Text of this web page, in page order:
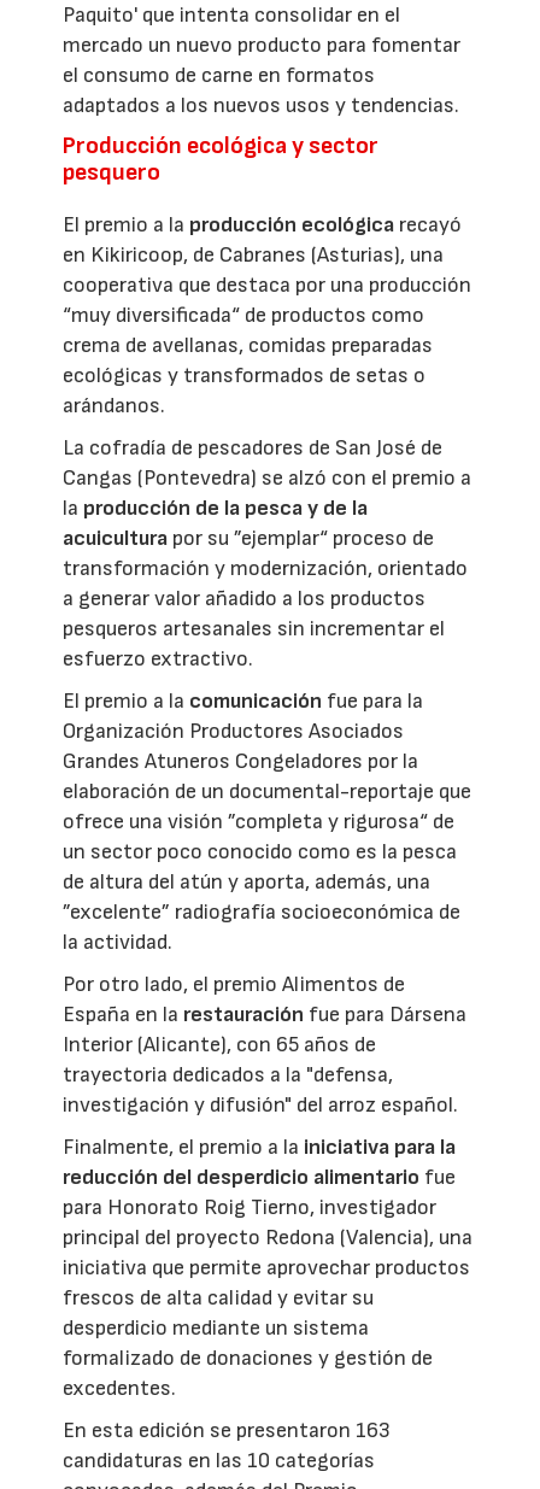
Paquito' que intenta consolidar en el
mercado un nuevo producto para fomentar
el consumo de carne en formatos
adaptados a los nuevos usos y tendencias.
Producción ecológica y sector
pesquero
El premio a la producción ecológica recayó
en Kikiricoop, de Cabranes (Asturias), una
cooperativa que destaca por una producción
“muy diversificada“ de productos como
crema de avellanas, comidas preparadas
ecológicas y transformados de setas o
arándanos.
La cofradía de pescadores de San José de
Cangas (Pontevedra) se alzó con el premio a
la producción de la pesca y de la
acuicultura por su ”ejemplar“ proceso de
transformación y modernización, orientado
a generar valor añadido a los productos
pesqueros artesanales sin incrementar el
esfuerzo extractivo.
El premio a la comunicación fue para la
Organización Productores Asociados
Grandes Atuneros Congeladores por la
elaboración de un documental-reportaje que
ofrece una visión ”completa y rigurosa“ de
un sector poco conocido como es la pesca
de altura del atún y aporta, además, una
”excelente” radiografía socioeconómica de
la actividad.
Por otro lado, el premio Alimentos de
España en la restauración fue para Dársena
Interior (Alicante), con 65 años de
trayectoria dedicados a la "defensa,
investigación y difusión" del arroz español.
Finalmente, el premio a la iniciativa para la
reducción del desperdicio alimentario fue
para Honorato Roig Tierno, investigador
principal del proyecto Redona (Valencia), una
iniciativa que permite aprovechar productos
frescos de alta calidad y evitar su
desperdicio mediante un sistema
formalizado de donaciones y gestión de
excedentes.
En esta edición se presentaron 163
candidaturas en las 10 categorías